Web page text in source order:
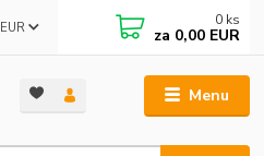
Menu
EUR 0 ks
za 0,00 EUR